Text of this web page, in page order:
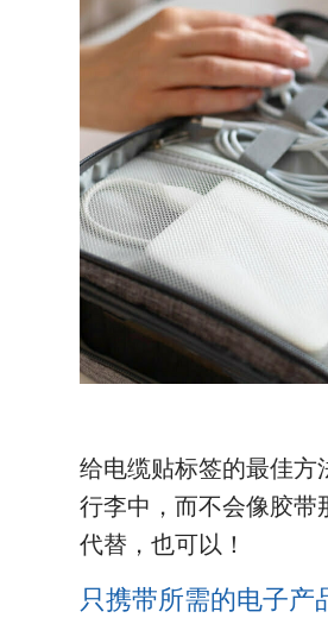
给电缆贴标签的最佳方
行李中，而不会像胶带
代替，也可以！
只携带所需的电子产